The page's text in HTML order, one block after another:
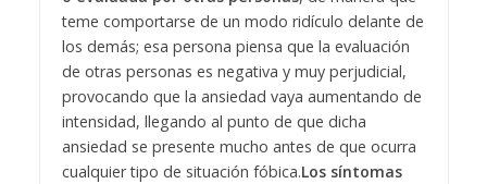
teme comportarse de un modo ridículo delante de
los demás; esa persona piensa que la evaluación
de otras personas es negativa y muy perjudicial,
provocando que la ansiedad vaya aumentando de
intensidad, llegando al punto de que dicha
ansiedad se presente mucho antes de que ocurra
cualquier tipo de situación fóbica.Los síntomas